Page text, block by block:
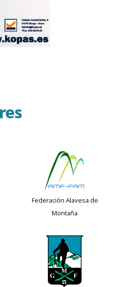
Federación Alavesa de
Montaña